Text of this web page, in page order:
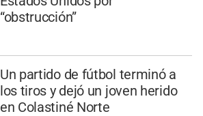
“obstrucción”
Un partido de fútbol terminó a
los tiros y dejó un joven herido
en Colastiné Norte